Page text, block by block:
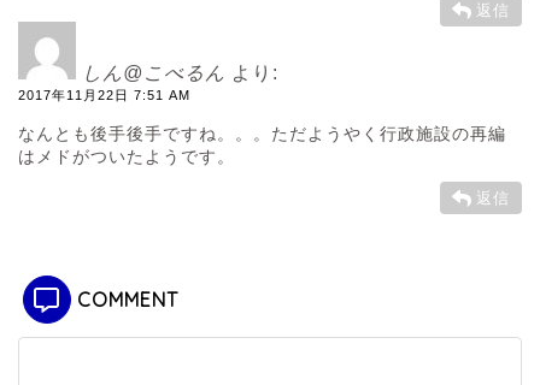
返信
しん@こべるん より:
2017年11月22日 7:51 AM
なんとも後手後手ですね。。。ただようやく行政施設の再編
はメドがついたようです。
返信
COMMENT